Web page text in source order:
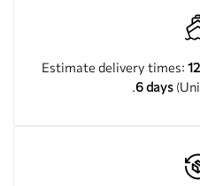
Estimate delivery times:
6 days